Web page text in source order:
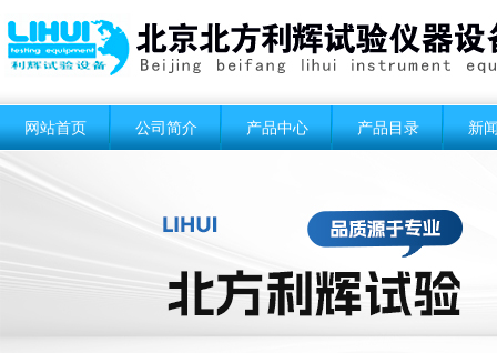
网站首页 公司简介 产品中心 产品目录 新